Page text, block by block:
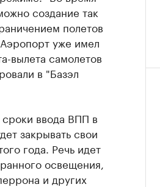
создание так
полетов
уже имел
вылета самолетов
в "Базэл
ввода ВПП в
закрывать свои
года. Речь идет
освещения,
и других